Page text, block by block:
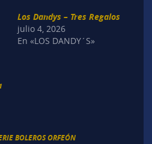
Los Dandys – Tres Regalos
julio 4, 2026
En «LOS DANDY´S»
BOLEROS ORFEÓN